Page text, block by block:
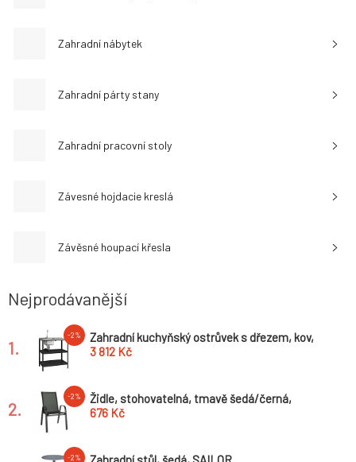
Zahradní nábytek
Zahradní párty stany
Zahradní pracovní stoly
Závesné hojdacie kreslá
Závěsné houpací křesla
Nejprodávanější
1.
-2%
Zahradní kuchyňský ostrůvek s dřezem, kov,
černá, INES TYP 4
3 812 Kč
2.
-2%
Židle, stohovatelná, tmavě šedá/černá,
ALDERA
676 Kč
-2%